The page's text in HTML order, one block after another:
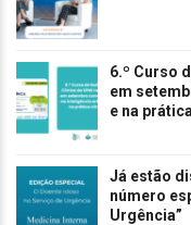
6.º Curso
em
e na
Já estão
número
Urgência”